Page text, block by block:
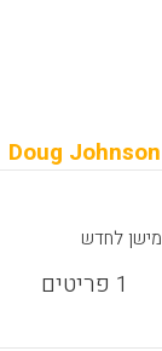
Doug Johnson
מישן לחדש
1 פריטים